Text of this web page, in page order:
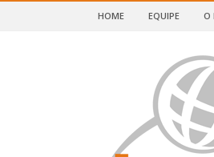
E SUDOESTE DA BAHIA
HOME EQUIPE O